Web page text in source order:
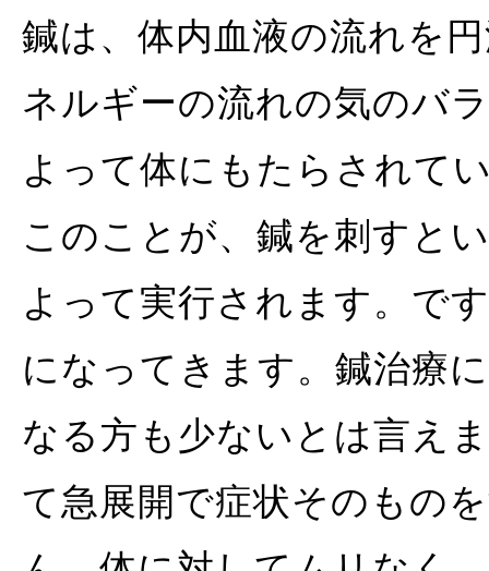
鍼は、体内血液の流れを
ネルギーの流れの気のバ
よって体にもたらされて
このことが、鍼を刺すと
よって実行されます。で
になってきます。鍼治療
なる方も少ないとは言え
て急展開で症状そのもの